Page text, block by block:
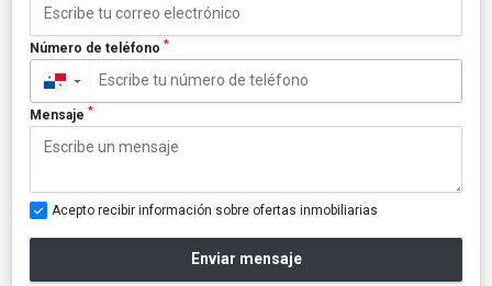
Número de teléfono *
▼
Mensaje *
Acepto recibir información sobre ofertas inmobiliarias
Enviar mensaje